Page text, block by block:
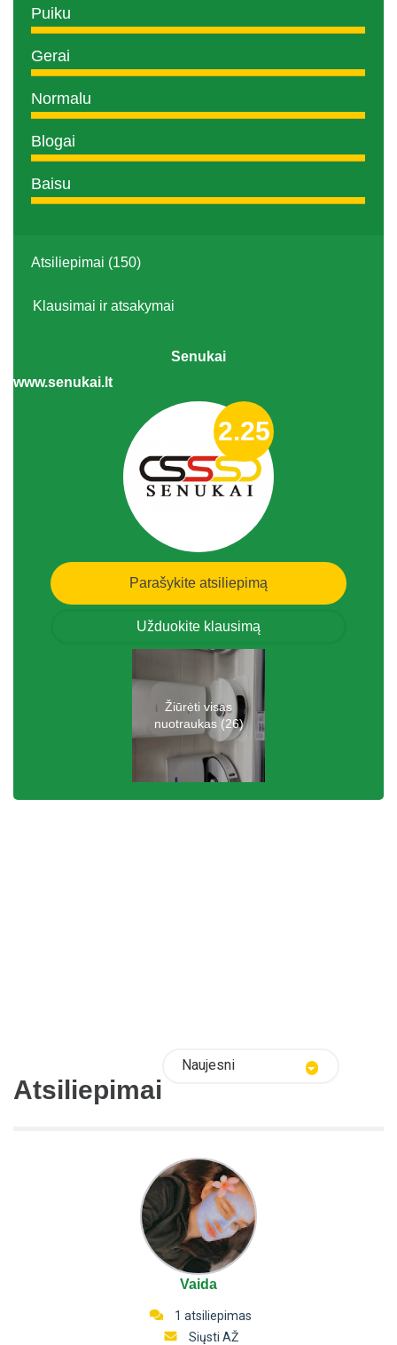
Puiku
Gerai
Normalu
Blogai
Baisu
Atsiliepimai (150)
Klausimai ir atsakymai
Senukai
www.senukai.lt
2.25
Parašykite atsiliepimą
Užduokite klausimą
Žiūrėti visas
nuotraukas (26)
Atsiliepimai
Naujesni
Vaida
1 atsiliepimas
Siųsti AŽ